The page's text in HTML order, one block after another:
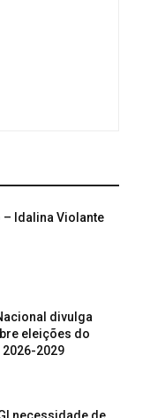
– Idalina Violante
divulga
eleições do
2026-2029